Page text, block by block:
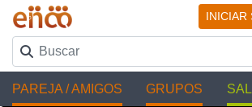
INICIAR
PAREJA / AMIGOS GRUPOS